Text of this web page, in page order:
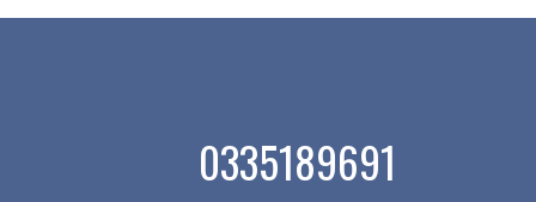
0335189691